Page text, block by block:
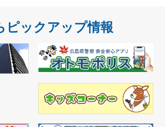
ピックアップ情報